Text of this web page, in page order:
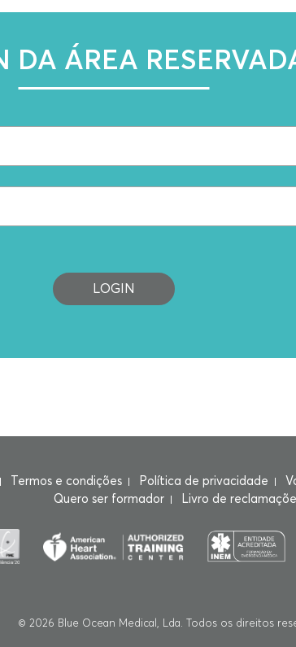
DA ÁREA
LOGIN
Termos e condições Política de privacidade
Quero ser formador
Livro de
© 2026 Blue Ocean Medical, Lda. Todos os direitos